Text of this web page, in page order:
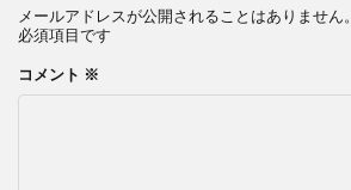
メールアドレスが公開されることはありません。
必須項目です
コメント ※